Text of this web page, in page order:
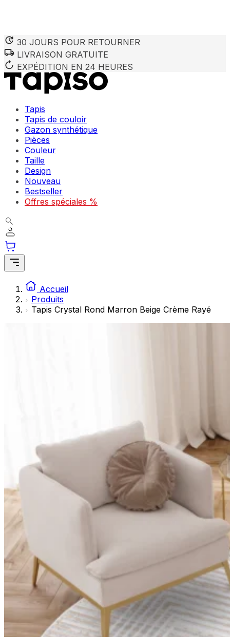
30 JOURS POUR RETOURNER
LIVRAISON GRATUITE
EXPÉDITION EN 24 HEURES
Tapis
Tapis de couloir
Gazon synthétique
Pièces
Couleur
Taille
Design
Nouveau
Bestseller
Offres spéciales %
Accueil
Produits
Tapis Crystal Rond Marron Beige Crème Rayé
Nous utilisons des cookies pour personnaliser le contenu
partenaires peuvent combiner ces informations avec
utilisation de leurs services.
Les cookies indispensables sont cruciaux pour les
Les cookies liés aux préférences permettent au site de
comme votre langue préférée ou la région dans laquelle
Les cookies marketing sont utilisés pour suivre les
engageantes pour l'utilisateur individuel et, par